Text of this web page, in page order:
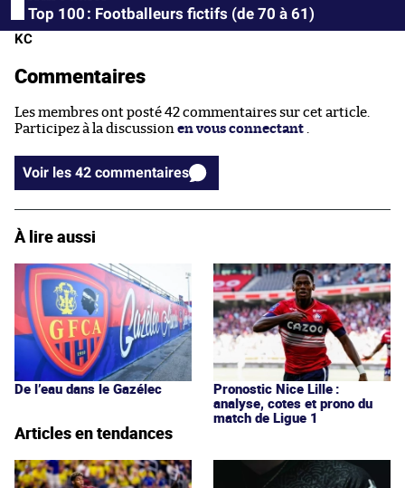
Top 100 : Footballeurs fictifs (de 70 à 61)
KC
Commentaires
Les membres ont posté 42 commentaires sur cet article.
Participez à la discussion en vous connectant .
Voir les 42 commentaires
À lire aussi
De l’eau dans le Gazélec
Pronostic Nice Lille :
analyse, cotes et prono du
match de Ligue 1
Articles en tendances